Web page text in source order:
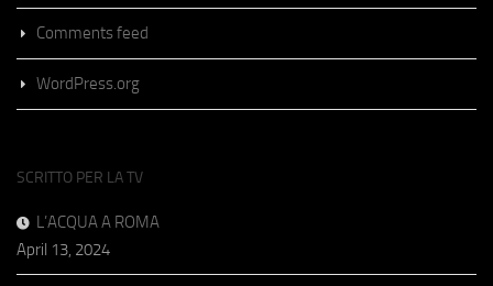
Comments feed
WordPress.org
SCRITTO PER LA TV
L’ACQUA A ROMA
April 13, 2024